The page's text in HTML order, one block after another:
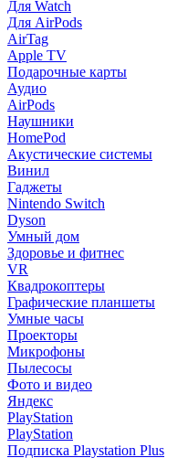
Для Watch
Для AirPods
AirTag
Apple TV
Подарочные карты
Аудио
AirPods
Наушники
HomePod
Акустические системы
Винил
Гаджеты
Nintendo Switch
Dyson
Умный дом
Здоровье и фитнес
VR
Квадрокоптеры
Графические планшеты
Умные часы
Проекторы
Микрофоны
Пылесосы
Фото и видео
Яндекс
PlayStation
PlayStation
Подписка Playstation Plus